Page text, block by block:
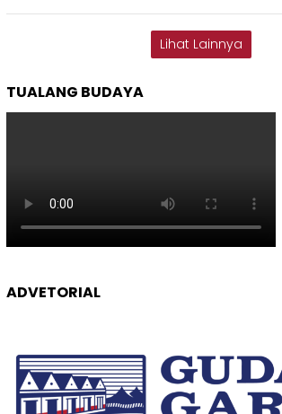
Lihat Lainnya
TUALANG BUDAYA
ADVETORIAL